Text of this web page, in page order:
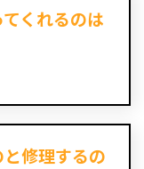
くれるのは
修理するの